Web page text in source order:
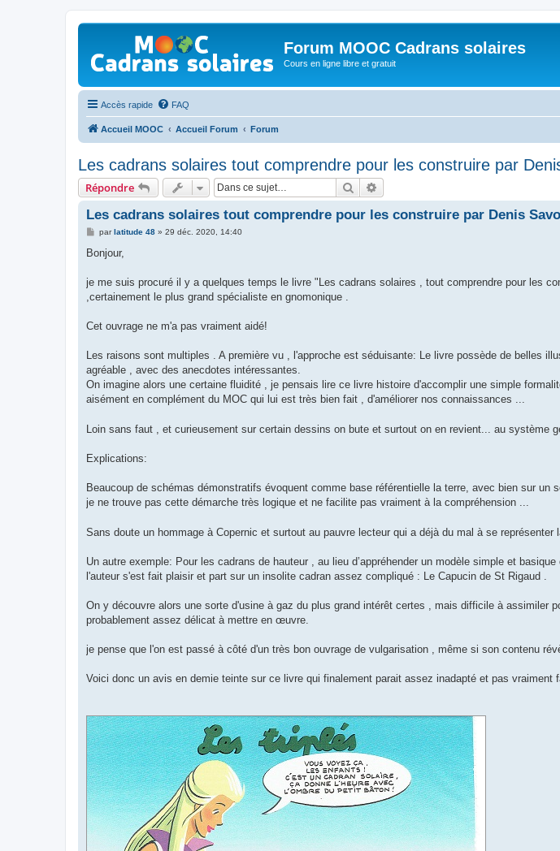
Forum MOOC Cadrans solaires
Cours en ligne libre et gratuit
Accès rapide FAQ
Accueil MOOC Accueil Forum Forum
Les cadrans solaires tout comprendre pour les construire par
Répondre Rechercher
Les cadrans solaires tout comprendre pour les construire par Denis
M
s
g
parlatitude 48» 29 déc. 2020, 14:40
Bonjour,
je me suis procuré il y a quelques temps le livre "Les cadrans solaires , tout comprendre pour les
,certainement le plus grand spécialiste en gnomonique .
Cet ouvrage ne m'a pas vraiment aidé!
Les raisons sont multiples . A première vu , l'approche est séduisante: Le livre possède de belles
agréable , avec des anecdotes intéressantes.
On imagine alors une certaine fluidité , je pensais lire ce livre histoire d'accomplir une simple
aisément en complément du MOC qui lui est très bien fait , d'améliorer nos connaissances ...
Loin sans faut , et curieusement sur certain dessins on bute et surtout on en revient... au système
Explications:
Beaucoup de schémas démonstratifs évoquent comme base référentielle la terre, avec bien sur un
je ne trouve pas cette démarche très logique et ne facilite pas vraiment à la compréhension ...
Sans doute un hommage à Copernic et surtout au pauvre lecteur qui a déjà du mal à se représenter
Un autre exemple: Pour les cadrans de hauteur , au lieu d’appréhender un modèle simple et
l'auteur s'est fait plaisir et part sur un insolite cadran assez compliqué : Le Capucin de St Rigaud .
On y découvre alors une sorte d'usine à gaz du plus grand intérêt certes , mais difficile à assimiler
probablement assez délicat à mettre en œuvre.
je pense que l'on est passé à côté d'un très bon ouvrage de vulgarisation , même si son contenu
Voici donc un avis en demie teinte sur ce livre qui finalement parait assez inadapté et pas vraiment